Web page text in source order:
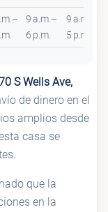
9 a.m.–
6 p.m.
9 a.m.–
5 p.m.
S Wells Ave,
de dinero en el
amplios desde
casa se
que la
en la